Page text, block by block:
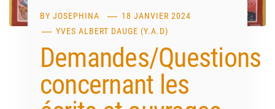
BY JOSEPHINA
18 JANVIER 2024
YVES ALBERT DAUGE (Y.A.D)
Demandes/Questions
concernant les